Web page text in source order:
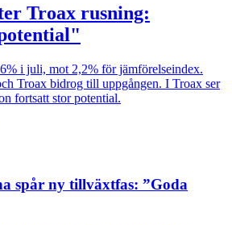
Troax rusning:
i juli, mot 2,2% för jämförelseindex.
Troax bidrog till uppgången. I Troax ser
fortsatt stor potential.
spår ny tillväxtfas: ”Goda